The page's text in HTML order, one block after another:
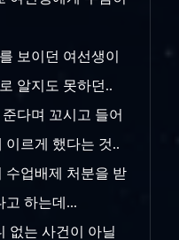
보이던 여선생이
알지도 못하던..
다며 꼬시고 들어
이르게 했다는 것..
업배제 처분을 받
고 하는데...
없는 사건이 아닐